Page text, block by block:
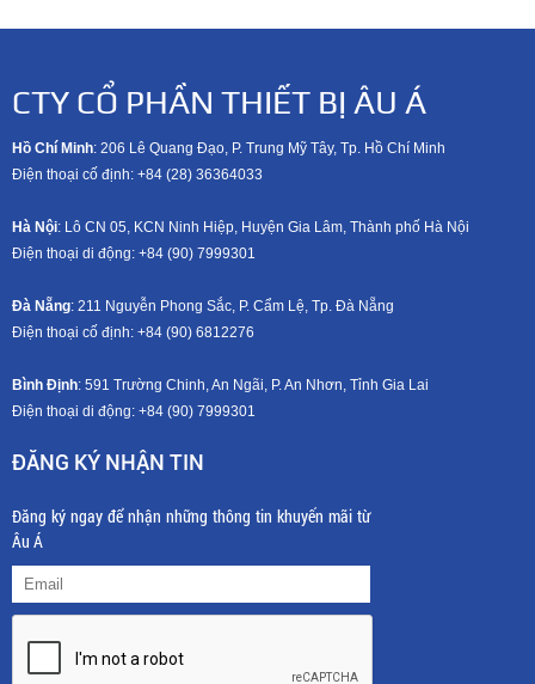
CTY CỔ PHẦN THIẾT BỊ ÂU Á
Hồ Chí Minh: 206 Lê Quang Đạo, P. Trung Mỹ Tây, Tp. Hồ Chí Minh
Điện thoại cố định: +84 (28) 36364033
Hà Nội: Lô CN 05, KCN Ninh Hiệp, Huyện Gia Lâm, Thành phố Hà Nội
Điện thoại di động: +84 (90) 7999301
Đà Nẵng: 211 Nguyễn Phong Sắc, P. Cẩm Lệ, Tp. Đà Nẵng
Điện thoại cố định: +84 (90) 6812276
Bình Định: 591 Trường Chinh, An Ngãi, P. An Nhơn, Tỉnh Gia Lai
Điện thoại di động: +84 (90) 7999301
ĐĂNG KÝ NHẬN TIN
Đăng ký ngay để nhận những thông tin khuyến mãi từ
Âu Á